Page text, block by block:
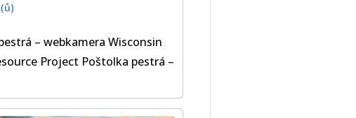
– webkamera Wisconsin
Project Poštolka pestrá –